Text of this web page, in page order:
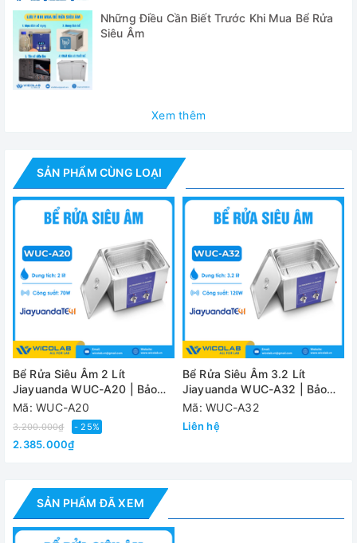
Thông số kỹ thuật
Model
Nhiệt độ
Dải thời gian cài
đặt
1-60 phút
Công suất siêu
120W
Công suất gia
nhiệt
200W
Kích thước
(L*W*H)
Kích thước
ngoài (L*W*H)
268*170*290mm
Nguồn điện 220V/ 50Hz
Đánh giá
Những Điều Cần Biết Trước Khi Mua Bể Rửa
Siêu Âm
Xem thêm
SẢN PHẨM CÙNG LOẠI
Bể Rửa Siêu Âm 2 Lít
Jiayuanda WUC-A20 | Bảo
Hành 12 Tháng
Mã: WUC-A20
3.200.000₫ - 25%
2.385.000₫
Bể Rửa Siêu Âm 3.2 Lít
Jiayuanda WUC-A32 | Bảo
Hành 12 Tháng
Mã: WUC-A32
Liên hệ
SẢN PHẨM ĐÃ XEM